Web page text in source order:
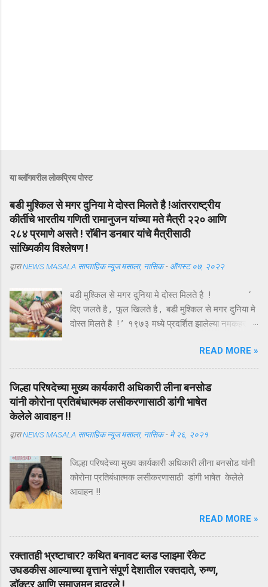
या ब्लॉगवरील लोकप्रिय पोस्ट
बडी मुश्किल से मगर दुनिया मे दोस्त मिलते है !आंतरराष्ट्रीय
कीर्तीचे भारतीय गणिती रामानुजन यांच्या मते मैत्री २२० आणि
२८४ प्रमाणे असते ! राॅबीन डनबार यांचे मैत्रीसाठी
सांख्यिकीय विश्लेषण !
द्वाराNEWS MASALA साप्ताहिक न्यूज मसाला, नासिक - ऑगस्ट ०७, २०२२
बडी मुश्किल से मगर दुनिया मे दोस्त मिलते है ! ‘
दिए जलते है , फूल खिलते है , बडी मुश्किल से मगर दुनिया मे
दोस्त मिलते है ! ’ १९७३ मध्ये प्रदर्शित झालेल्या नमकहराम
आणि अर्थपूर्ण आहे . ऑगस्ट महिन्यातील पहिला रविवार ( यंदा
दि . ७ ऑगस्ट ) म्हणजे तरुणाईचा आवडता ‘ फ्रेंडशिप डे ’
अर्थात मैत्री दिन . या दिवशी विविध रंगांचे धागे एकमेकांच्या
हातावर बांधून मैत्रीचे संदेश एकमेकांना पाठविले जातात . या
संदेशांमधून मैत्रीच्या वेगवेगळ्या व्याख्या वाचावयास मिळतात .
असतो , अशी मित्राची व्याख्या बहूतेकांनी केलेली पहावयास
नसून ज्याला आपल्या मित्राच्या उन्नतीतून खरा आनंद मिळतो
, तोच खरा मित्र असतो ’ अशी मैत्रीची अचूक व्याख्या हिंदी
कवी कमलेश्वर यांनी केली आहे ...
READ MORE »
जिल्हा परिषदेच्या मुख्य कार्यकारी अधिकारी लीना बनसोड
यांनी कोरोना प्रतिबंधात्मक लसीकरणासाठी डांगी भाषेत
केलेले आवाहन !!
द्वाराNEWS MASALA साप्ताहिक न्यूज मसाला, नासिक - मे २६, २०२१
जिल्हा परिषदेच्या मुख्य कार्यकारी अधिकारी लीना बनसोड यांनी
कोरोना प्रतिबंधात्मक लसीकरणासाठी डांगी भाषेत केलेले
आवाहन !!
READ MORE »
रक्तातही भ्रष्टाचार? कथित बनावट ब्लड प्लाझ्मा रॅकेट
उघडकीस आल्याच्या वृत्ताने संपूर्ण देशातील रक्तदाते, रुग्ण,
डॉक्टर आणि समाजमन हादरले !